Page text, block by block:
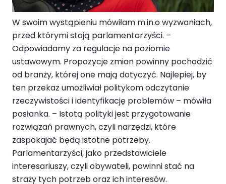
W swoim wystąpieniu mówiłam m.in.o wyzwaniach,
przed którymi stoją parlamentarzyści. –
Odpowiadamy za regulacje na poziomie
ustawowym. Propozycje zmian powinny pochodzić
od branży, której one mają dotyczyć. Najlepiej, by
ten przekaz umożliwiał politykom odczytanie
rzeczywistości i identyfikację problemów – mówiła
posłanka. – Istotą polityki jest przygotowanie
rozwiązań prawnych, czyli narzędzi, które
zaspokajać będą istotne potrzeby.
Parlamentarzyści, jako przedstawiciele
interesariuszy, czyli obywateli, powinni stać na
straży tych potrzeb oraz ich interesów.